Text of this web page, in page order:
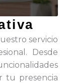
servicio
Desde
tu presencia